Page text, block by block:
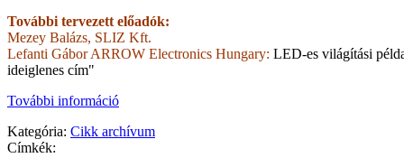
További tervezett előadók:
Mezey Balázs, SLIZ Kft.
Lefanti Gábor ARROW Electronics Hungary: LED-es világítási
ideiglenes cím"
További információ
Kategória: Cikk archívum
Címkék: